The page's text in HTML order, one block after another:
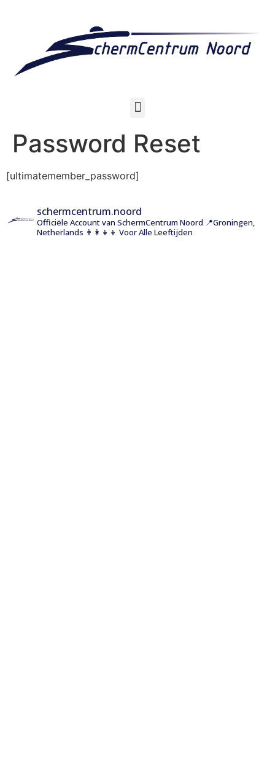
Password Reset
[ultimatemember_password]
schermcentrum.noord
Officiële Account van SchermCentrum Noord 📍Groningen,
Netherlands 👨‍👩‍👧‍👦 Voor Alle Leeftijden